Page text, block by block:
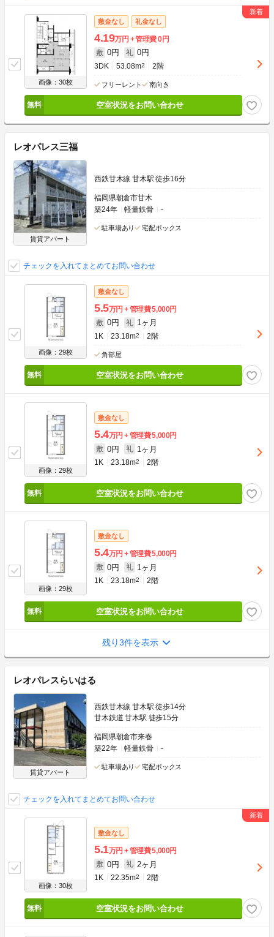
画像：30枚
敷金なし 礼金なし
4.19万円 管理費0円
敷 0円 礼 0円
3DK 53.08m2 2階
フリーレント 南向き
空室状況をお問い合わせ
レオパレス三福
賃貸アパート
西鉄甘木線 甘木駅 徒歩16分
福岡県朝倉市甘木
築24年
軽量鉄骨 -
駐車場あり 宅配ボックス
チェックを入れてまとめてお問い合わせ
画像：29枚
敷金なし
5.5万円 管理費5,000円
敷 0円 礼 1ヶ月
1K 23.18m2 2階
角部屋
空室状況をお問い合わせ
画像：29枚
敷金なし
5.4万円 管理費5,000円
敷 0円 礼 1ヶ月
1K 23.18m2 2階
空室状況をお問い合わせ
画像：29枚
敷金なし
5.4万円 管理費5,000円
敷 0円 礼 1ヶ月
1K 23.18m2 2階
空室状況をお問い合わせ
残り3件を表示
レオパレスらいはる
賃貸アパート
西鉄甘木線 甘木駅 徒歩14分
甘木鉄道 甘木駅 徒歩15分
福岡県朝倉市来春
築22年
軽量鉄骨 -
駐車場あり 宅配ボックス
チェックを入れてまとめてお問い合わせ
画像：30枚
敷金なし
5.1万円 管理費5,000円
敷 0円 礼 2ヶ月
1K 22.35m2 2階
空室状況をお問い合わせ